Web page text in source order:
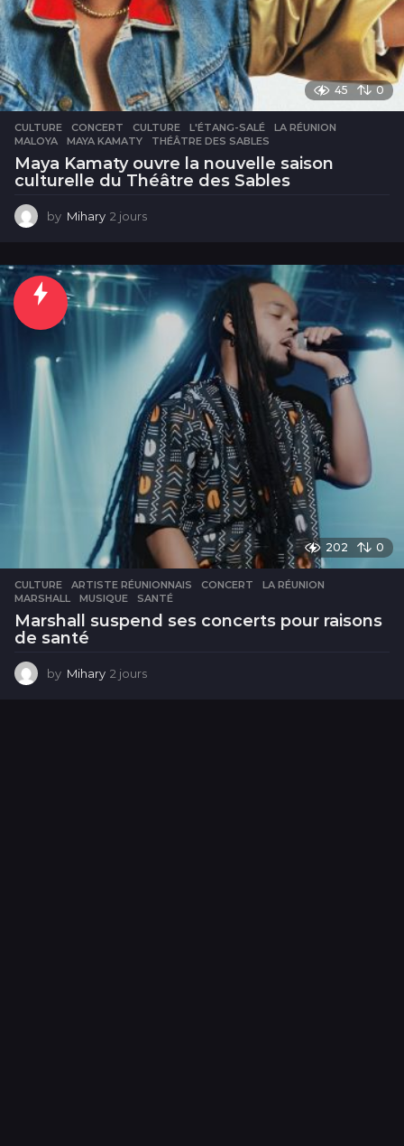
45 0
CULTURE CONCERT ,CULTURE ,L'ÉTANG-SALÉ ,LA RÉUNION
MALOYA
,MAYA KAMATY ,THÉÂTRE DES SABLES
Maya Kamaty ouvre la nouvelle saison
culturelle du Théâtre des Sables
by Mihary 2 jours
u
r
s
202 0
CULTURE ARTISTE RÉUNIONNAIS ,CONCERT ,LA RÉUNION
MARSHALL
,MUSIQUE ,SANTÉ
Marshall suspend ses concerts pour raisons
de santé
by Mihary 2 jours